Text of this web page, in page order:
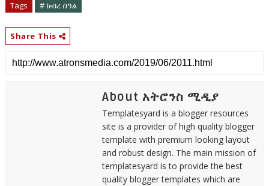
Tags # ክብረ በዓል
Share This
About አትሮንስ ሚዲያ
Templatesyard is a blogger resources
site is a provider of high quality blogger
template with premium looking layout
and robust design. The main mission of
templatesyard is to provide the best
quality blogger templates which are